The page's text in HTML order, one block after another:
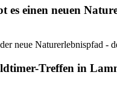
es einen neuen
neue Naturerlebnispfad -
Treffen in